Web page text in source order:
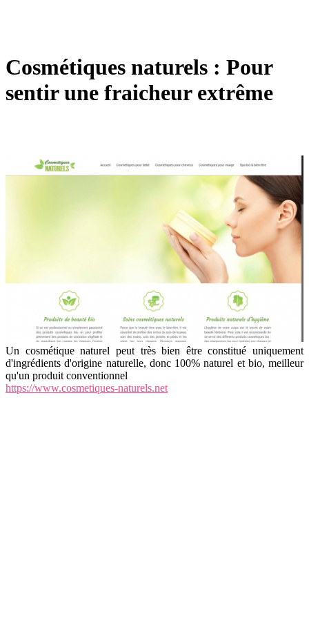
Cosmétiques naturels : Pour
sentir une fraicheur extrême
Un cosmétique naturel peut très bien être constitué uniquement
d'ingrédients d'origine naturelle, donc 100% naturel et bio, meilleur
qu'un produit conventionnel
https://www.cosmetiques-naturels.net